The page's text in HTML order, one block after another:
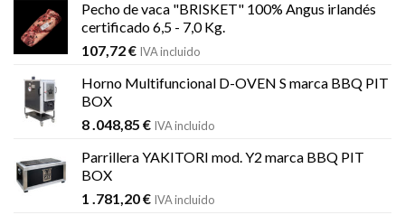
Pecho de vaca "BRISKET" 100% Angus irlandés
certificado 6,5 - 7,0 Kg.
107,72€ IVA incluido
Horno Multifuncional D-OVEN S marca BBQ PIT
BOX
8 .048,85 € IVA incluido
Parrillera YAKITORI mod. Y2 marca BBQ PIT
BOX
1 .781,20€ IVA incluido